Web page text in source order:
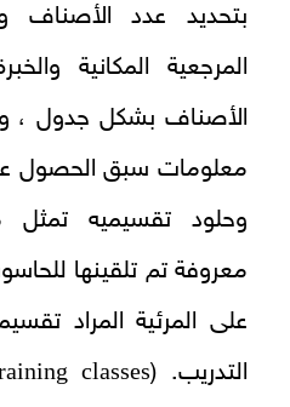
بتحديد عدد
المرجعية المكانية
الأصناف بشكل جدول ،
معلومات سبق الحصول
وحلود تقسیمیه تمثل
معروفة تم تلقينها
على المرئية المراد
التدريب. (classes